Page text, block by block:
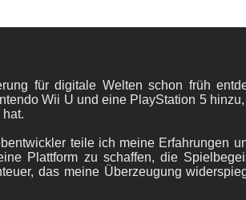
für digitale Welten schon früh
Wii U und eine PlayStation 5
teile ich meine Erfahrungen
Plattform zu schaffen, die
das meine Überzeugung